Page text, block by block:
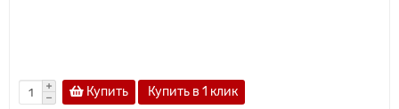
Купить Купить в 1 клик